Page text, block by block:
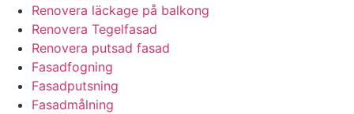
Renovera läckage på balkong
Renovera Tegelfasad
Renovera putsad fasad
Fasadfogning
Fasadputsning
Fasadmålning